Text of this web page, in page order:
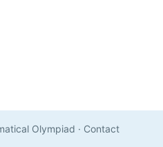
Olympiad · Contact